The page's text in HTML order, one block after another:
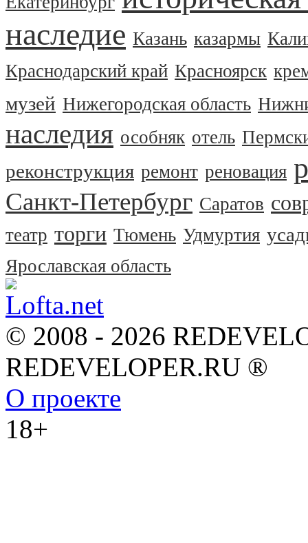
наследие Казань казармы
Краснодарский край Красноярск
музей Нижегородская область
наследия особняк отель
реконструкция ремонт реновация
Санкт-Петербург Саратов
театр торги Тюмень Удмуртия
Ярославская область
© 2008 - 2026
REDEVELOPER.RU ®
О проекте
18+